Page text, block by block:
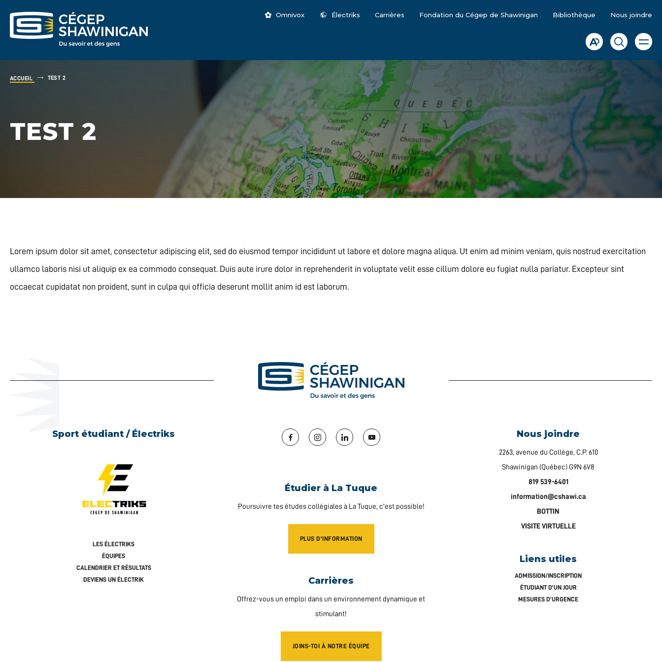
Omnivox Électriks Carrières Fondation du Cégep de Shawinigan Bibliothèque Nous joindre
Ouvrir
la
barre
d'accessibilité.
Ouvrir
la
fenêtre
de
Ouvrir
la
ACCUEIL TEST 2
TEST 2
Lorem ipsum dolor sit amet, consectetur adipiscing elit, sed do eiusmod tempor incididunt ut labore et dolore magna aliqua. Ut enim ad minim veniam, quis nostrud exercitation
ullamco laboris nisi ut aliquip ex ea commodo consequat. Duis aute irure dolor in reprehenderit in voluptate velit esse cillum dolore eu fugiat nulla pariatur. Excepteur sint
occaecat cupidatat non proident, sunt in culpa qui officia deserunt mollit anim id est laborum.
Sport étudiant / Électriks
LES ÉLECTRIKS
ÉQUIPES
CALENDRIER ET RÉSULTATS
DEVIENS UN ÉLECTRIK
Facebook Instagram LinkedIn YouTube
Étudier à La Tuque
Poursuivre tes études collégiales à La Tuque, c'est possible!
PLUS D'INFORMATION
Carrières
Offrez-vous un emploi dans un environnement dynamique et
stimulant!
JOINS-TOI À NOTRE ÉQUIPE
Nous joindre
2263, avenue du Collège, C.P. 610
Shawinigan (Québec) G9N 6V8
819 539-6401
information@cshawi.ca
BOTTIN
VISITE VIRTUELLE
Liens utiles
ADMISSION/INSCRIPTION
ÉTUDIANT D’UN JOUR
MESURES D’URGENCE